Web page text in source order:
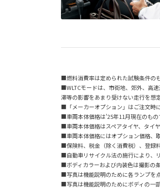
■燃料消費率は定められた試験条件の
■WLTCモードは、市街地、郊外、高
滞等の影響をあまり受けない走行を想
■「メーカーオプション」はご注文時
■車両本体価格は'25年11月現在のもの
■車両本体価格はスペアタイヤ、タイ
■車両本体価格にはオプション価格、
■保険料、税金（除く消費税）、登録
■自動車リサイクル法の施行により、
■ボディカラーおよび内装色は撮影の
■写真は機能説明のために各ランプを
■写真は機能説明のためにボディの一